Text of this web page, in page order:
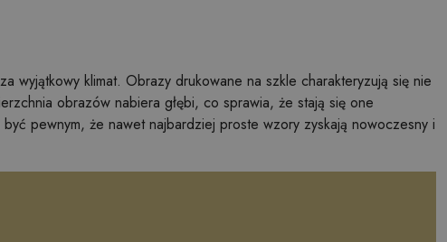
wyjątkowy klimat. Obrazy drukowane na szkle charakteryzują się nie
obrazów nabiera głębi, co sprawia, że stają się one
pewnym, że nawet najbardziej proste wzory zyskają nowoczesny i